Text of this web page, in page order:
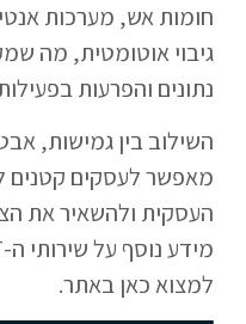
חומות אש, מערכות
גיבוי אוטומטית, מה
נתונים והפרעות
השילוב בין גמישות,
מאפשר לעסקים קטנים
העסקית ולהשאיר את
למצוא כאן באתר.